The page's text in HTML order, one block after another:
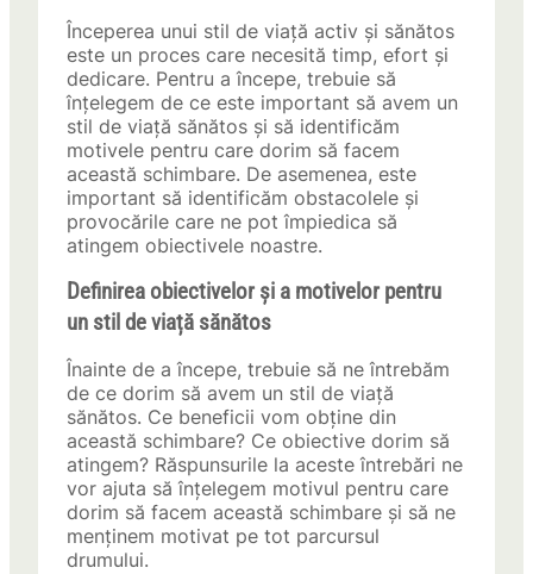
Începerea unui stil de viață activ și sănătos
este un proces care necesită timp, efort și
dedicare. Pentru a începe, trebuie să
înțelegem de ce este important să avem un
stil de viață sănătos și să identificăm
motivele pentru care dorim să facem
această schimbare. De asemenea, este
important să identificăm obstacolele și
provocările care ne pot împiedica să
atingem obiectivele noastre.
Definirea obiectivelor și a motivelor pentru
un stil de viață sănătos
Înainte de a începe, trebuie să ne întrebăm
de ce dorim să avem un stil de viață
sănătos. Ce beneficii vom obține din
această schimbare? Ce obiective dorim să
atingem? Răspunsurile la aceste întrebări ne
vor ajuta să înțelegem motivul pentru care
dorim să facem această schimbare și să ne
menținem motivat pe tot parcursul
drumului.